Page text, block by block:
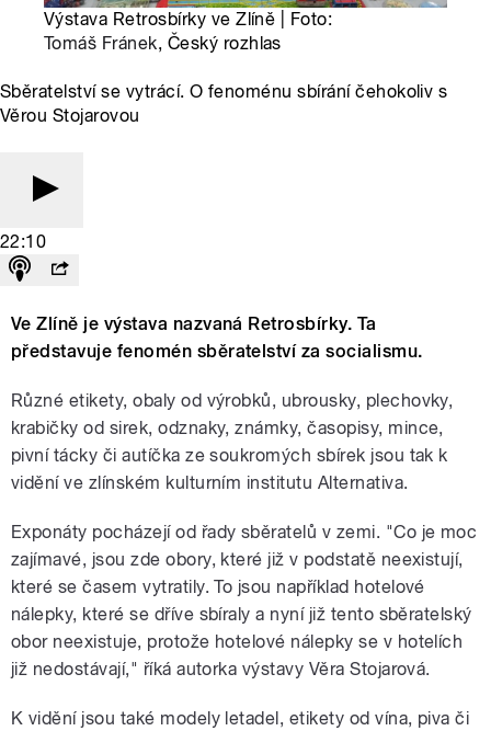
Výstava Retrosbírky ve Zlíně | Foto:
Tomáš Fránek, Český rozhlas
Sběratelství se vytrácí. O fenoménu sbírání čehokoliv s
Věrou Stojarovou
22:10
Ve Zlíně je výstava nazvaná Retrosbírky. Ta
představuje fenomén sběratelství za socialismu.
Různé etikety, obaly od výrobků, ubrousky, plechovky,
krabičky od sirek, odznaky, známky, časopisy, mince,
pivní tácky či autíčka ze soukromých sbírek jsou tak k
vidění ve zlínském kulturním institutu Alternativa.
Exponáty pocházejí od řady sběratelů v zemi. "Co je moc
zajímavé, jsou zde obory, které již v podstatě neexistují,
které se časem vytratily. To jsou například hotelové
nálepky, které se dříve sbíraly a nyní již tento sběratelský
obor neexistuje, protože hotelové nálepky se v hotelích
již nedostávají," říká autorka výstavy Věra Stojarová.
K vidění jsou také modely letadel, etikety od vína, piva či